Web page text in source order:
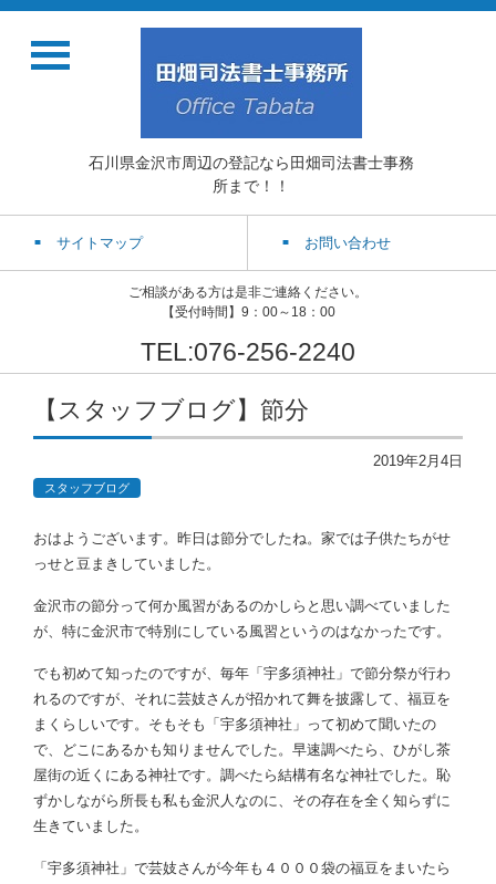
石川県金沢市周辺の登記なら田畑司法書士事務
所まで！！
サイトマップ お問い合わせ
ご相談がある方は是非ご連絡ください。
【受付時間】9：00～18：00
TEL:076-256-2240
【スタッフブログ】節分
2019年2月4日
スタッフブログ
おはようございます。昨日は節分でしたね。家では子供たちがせ
っせと豆まきしていました。
金沢市の節分って何か風習があるのかしらと思い調べていました
が、特に金沢市で特別にしている風習というのはなかったです。
でも初めて知ったのですが、毎年「宇多須神社」で節分祭が行わ
れるのですが、それに芸妓さんが招かれて舞を披露して、福豆を
まくらしいです。そもそも「宇多須神社」って初めて聞いたの
で、どこにあるかも知りませんでした。早速調べたら、ひがし茶
屋街の近くにある神社です。調べたら結構有名な神社でした。恥
ずかしながら所長も私も金沢人なのに、その存在を全く知らずに
生きていました。
「宇多須神社」で芸妓さんが今年も４０００袋の福豆をまいたら